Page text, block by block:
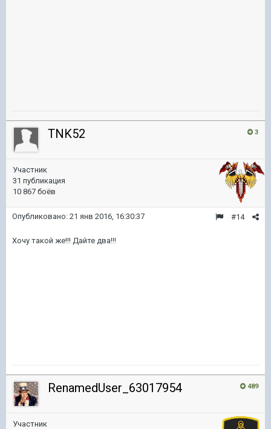
3
TNK52
Участник
31 публикация
10 867 боёв
#14
Опубликовано: 21 янв 2016, 16:30:37
Хочу такой же!!! Дайте два!!!
489
RenamedUser_63017954
Участник